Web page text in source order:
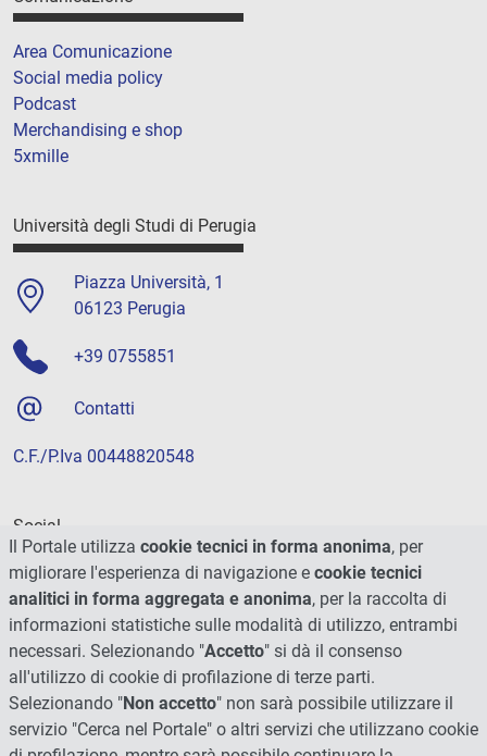
Area Comunicazione
Social media policy
Podcast
Merchandising e shop
5xmille
Università degli Studi di Perugia
Piazza Università, 1
06123 Perugia
+39 0755851
Contatti
C.F./P.Iva 00448820548
Social
Il Portale utilizza cookie tecnici in forma anonima, per
migliorare l'esperienza di navigazione e cookie tecnici
analitici in forma aggregata e anonima, per la raccolta di
informazioni statistiche sulle modalità di utilizzo, entrambi
necessari. Selezionando "Accetto" si dà il consenso
all'utilizzo di cookie di profilazione di terze parti.
Selezionando "Non accetto" non sarà possibile utilizzare il
servizio "Cerca nel Portale" o altri servizi che utilizzano cookie